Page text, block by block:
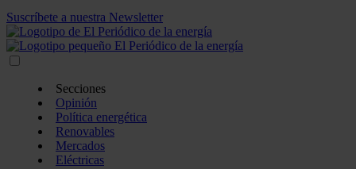
Suscríbete a nuestra Newsletter
Secciones
Opinión
Política energética
Renovables
Mercados
Eléctricas